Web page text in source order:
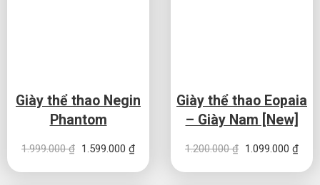
Giày thể thao Negin
Phantom
1.999.000₫ Giá gốc là: 1.999.000 ₫.
1.599.000 ₫Giá hiện tại là: 1.599.000 ₫.
Giày thể thao Eopaia
– Giày Nam [New]
1.200.000₫ Giá gốc là:
1.099.000 ₫Giá